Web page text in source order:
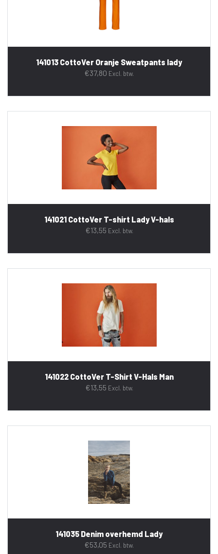
141013 CottoVer Oranje Sweatpants lady
€37,80 Excl. btw.
141021 CottoVer T-shirt Lady V-hals
€13,55 Excl. btw.
141022 CottoVer T-Shirt V-Hals Man
€13,55 Excl. btw.
141035 Denim overhemd Lady
€53,05 Excl. btw.